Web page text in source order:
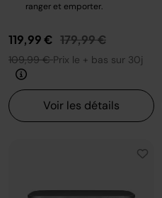
ranger et emporter.
119,99 € Prix réduit de
179,99 €au
109,99 €Prix le + bas sur 30j
Voir les détails